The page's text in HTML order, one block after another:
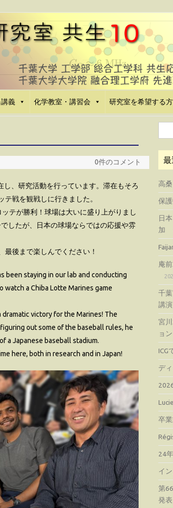
義 化学教室・講習会 研究室を希望する
0件のコメント
し、研究活動を行っています。滞在もそろ
戦を観戦しに行きました。
テが勝利！球場は大いに盛り上がりまし
したが、日本の球場ならではの応援や雰
後まで楽しんでください！
been staying in our lab and conducting
watch a Chiba Lotte Marines game
victory for the Marines! The
out some of the baseball rules, he
a Japanese baseball stadium.
here, both in research and in Japan!
索:
高
保護
日
加
庵
千
講演
宮
ョン
ICG
デ
卒
24
イ
第
発表